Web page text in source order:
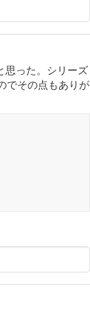
思った。シリーズ
でその点もありが